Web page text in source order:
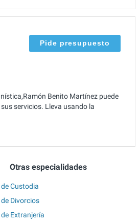
Pide presupuesto
Benito Martínez puede
servicios. Lleva usando la
Otras especialidades
Custodia
Divorcios
Extranjería